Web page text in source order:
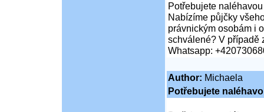
Potřebujete
Nabízíme půjčky
právnickým osobám i
schválené? V případě
Whatsapp:
Author: Michaela
Potřebujete